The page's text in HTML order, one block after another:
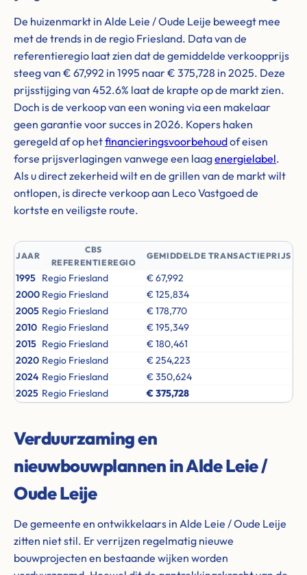
De huizenmarkt in Alde Leie / Oude Leije beweegt mee
met de trends in de regio Friesland. Data van de
referentieregio laat zien dat de gemiddelde verkoopprijs
steeg van € 67,992 in 1995 naar € 375,728 in 2025. Deze
prijsstijging van 452.6% laat de krapte op de markt zien.
Doch is de verkoop van een woning via een makelaar
geen garantie voor succes in 2026. Kopers haken
geregeld af op hetfinancieringsvoorbehoudof eisen
forse prijsverlagingen vanwege een laagenergielabel.
Als u direct zekerheid wilt en de grillen van de markt wilt
ontlopen, is directe verkoop aan Leco Vastgoed de
kortste en veiligste route.
JAAR
CBS
REFERENTIEREGIO
GEMIDDELDE TRANSACTIEPRIJS
1995 Regio Friesland
€ 67,992
2000 Regio Friesland
€ 125,834
2005 Regio Friesland
€ 178,770
2010 Regio Friesland
€ 195,349
2015 Regio Friesland
€ 180,461
2020 Regio Friesland
€ 254,223
2024 Regio Friesland
€ 350,624
2025 Regio Friesland € 375,728
Verduurzaming en
nieuwbouwplannen in Alde Leie /
Oude Leije
De gemeente en ontwikkelaars in Alde Leie / Oude Leije
zitten niet stil. Er verrijzen regelmatig nieuwe
bouwprojecten en bestaande wijken worden